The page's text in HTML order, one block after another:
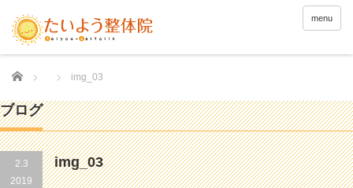
menu
Home img_03
ブログ
2.3
2019
img_03